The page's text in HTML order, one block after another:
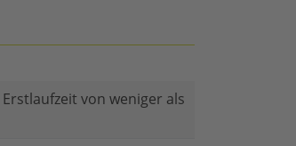
von weniger als